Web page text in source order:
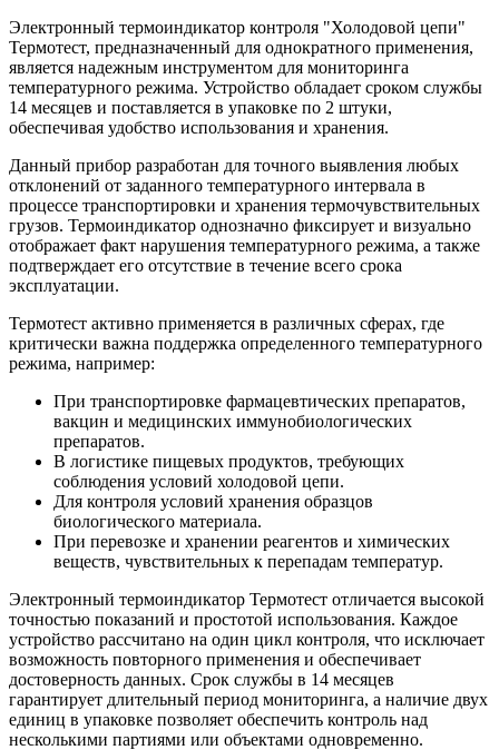
Электронный термоиндикатор контроля "Холодовой цепи"
Термотест, предназначенный для однократного применения,
является надежным инструментом для мониторинга
температурного режима. Устройство обладает сроком службы
14 месяцев и поставляется в упаковке по 2 штуки,
обеспечивая удобство использования и хранения.
Данный прибор разработан для точного выявления любых
отклонений от заданного температурного интервала в
процессе транспортировки и хранения термочувствительных
грузов. Термоиндикатор однозначно фиксирует и визуально
отображает факт нарушения температурного режима, а также
подтверждает его отсутствие в течение всего срока
эксплуатации.
Термотест активно применяется в различных сферах, где
критически важна поддержка определенного температурного
режима, например:
При транспортировке фармацевтических препаратов,
вакцин и медицинских иммунобиологических
препаратов.
В логистике пищевых продуктов, требующих
соблюдения условий холодовой цепи.
Для контроля условий хранения образцов
биологического материала.
При перевозке и хранении реагентов и химических
веществ, чувствительных к перепадам температур.
Электронный термоиндикатор Термотест отличается высокой
точностью показаний и простотой использования. Каждое
устройство рассчитано на один цикл контроля, что исключает
возможность повторного применения и обеспечивает
достоверность данных. Срок службы в 14 месяцев
гарантирует длительный период мониторинга, а наличие двух
единиц в упаковке позволяет обеспечить контроль над
несколькими партиями или объектами одновременно.